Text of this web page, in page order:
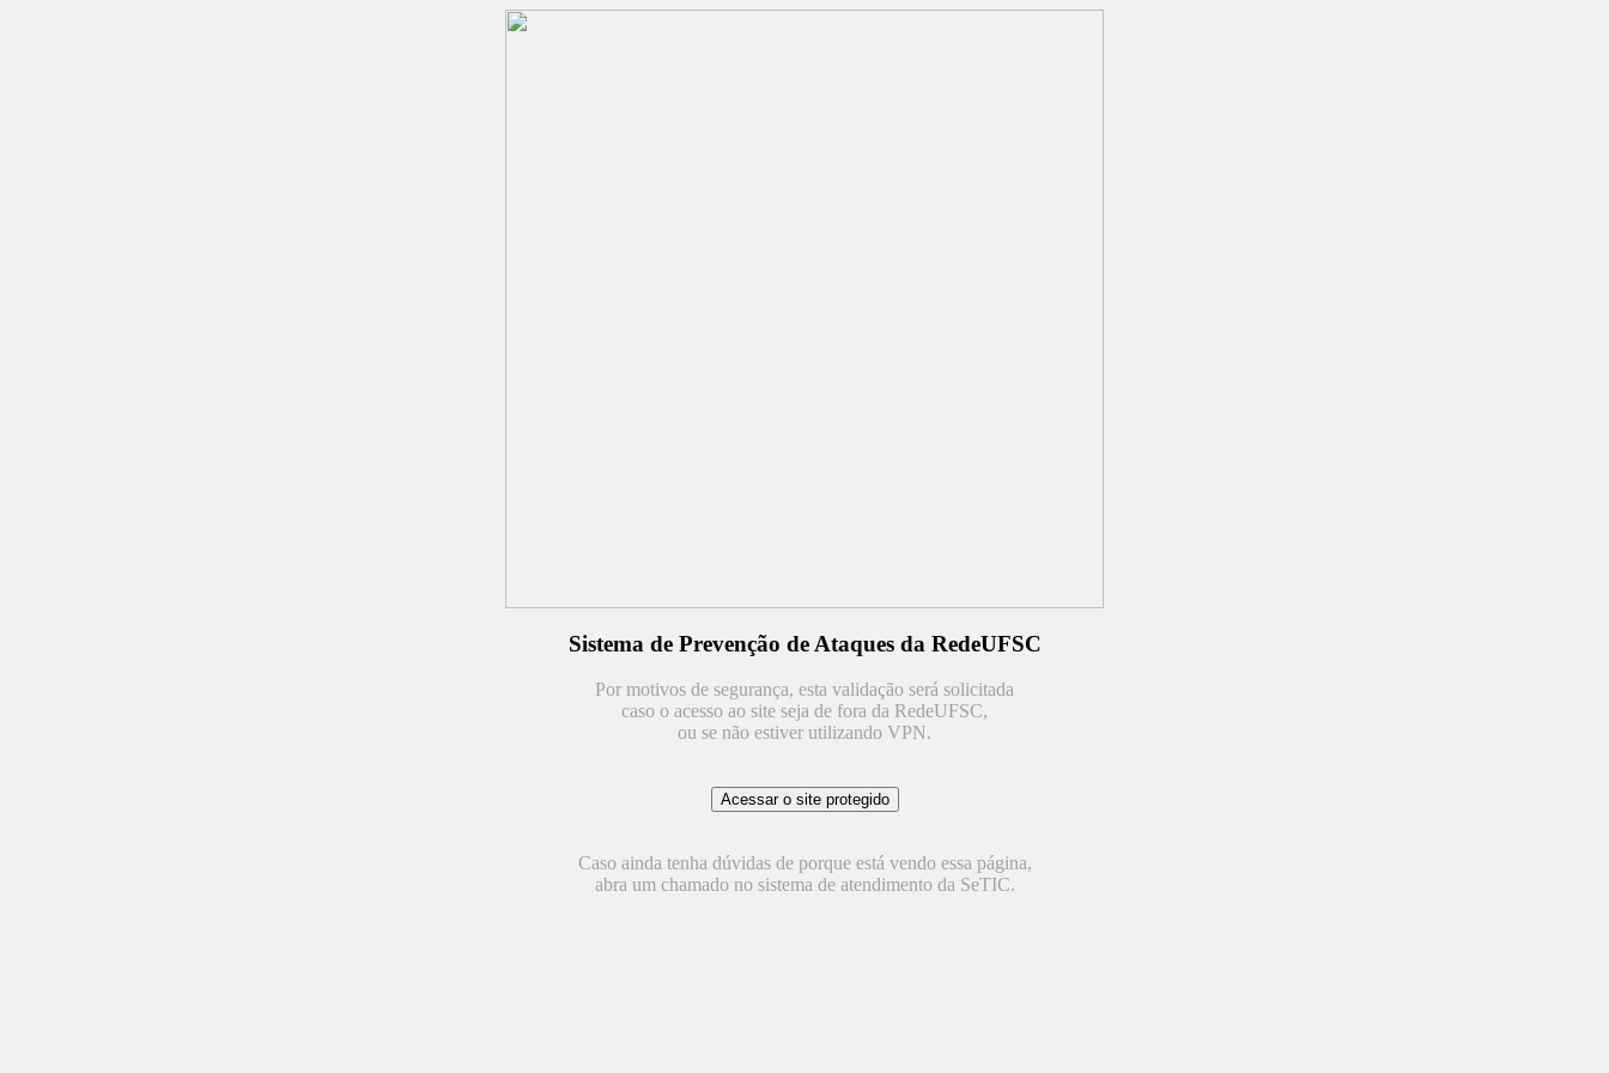
Sistema de Prevenção de Ataques da RedeUFSC
Por motivos de segurança, esta validação será solicitada
caso o acesso ao site seja de fora da RedeUFSC,
ou se não estiver utilizando VPN.
Caso ainda tenha dúvidas de porque está vendo essa página,
abra um chamado no sistema de atendimento da SeTIC.